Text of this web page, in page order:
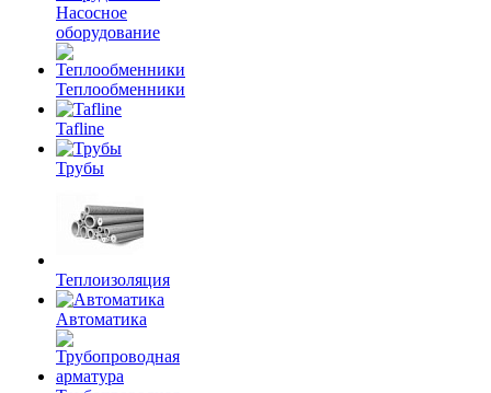
Насосное
оборудование
Теплообменники
Tafline
Трубы
Теплоизоляция
Автоматика